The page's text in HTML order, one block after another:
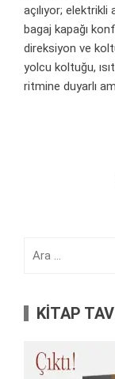
açılıyor;
bagaj kapağı
direksiyon ve
yolcu koltuğu,
ritmine duyarlı
KİTAP